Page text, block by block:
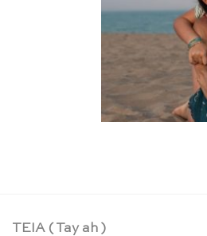
TEIA ( Tay ah )